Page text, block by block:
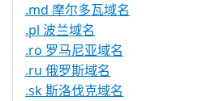
.md 摩尔多瓦域名
.pl 波兰域名
.ro 罗马尼亚域名
.ru 俄罗斯域名
.sk 斯洛伐克域名